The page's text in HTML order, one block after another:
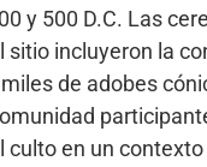
y 500 D.C. Las
sitio incluyeron la
de adobes
culto en un